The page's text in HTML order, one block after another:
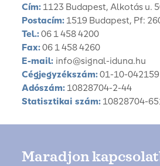
Cím: 1123 Budapest, Alkotás u.
Postacím: 1519 Budapest, Pf:
Tel.:06 1 458 4200
Fax:06 1 458 4260
E-mail: info@signal-iduna.hu
Cégjegyzékszám:01-10-042159
Adószám: 10828704-2-44
Statisztikai szám: 10828704-
Maradjon